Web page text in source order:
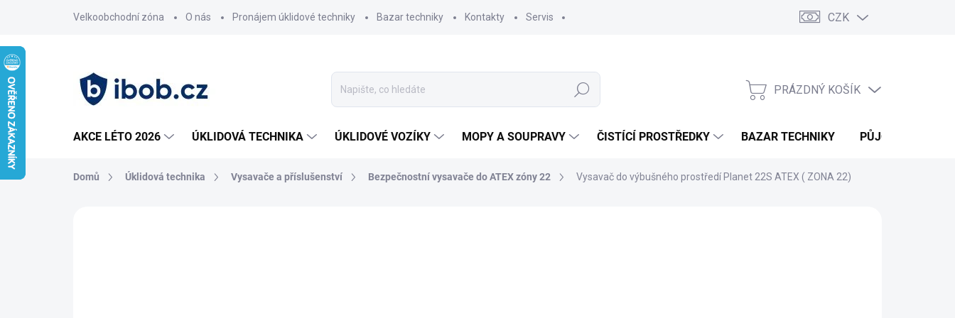
Velkoobchodní zóna O nás Pronájem úklidové techniky Bazar techniky Kontakty Servis CZK
Hledat
NÁKUPNÍ
PRÁZDNÝ KOŠÍK
AKCE LÉTO 2026 ÚKLIDOVÁ TECHNIKA ÚKLIDOVÉ VOZÍKY MOPY A SOUPRAVY ČISTÍCÍ PROSTŘEDKY BAZAR TECHNIKY PŮJČOVNA
Domů Úklidová technika Vysavače a příslušenství Bezpečnostní vysavače do ATEX zóny 22 Vysavač do výbušného prostředí Planet 22S ATEX ( ZONA 22)